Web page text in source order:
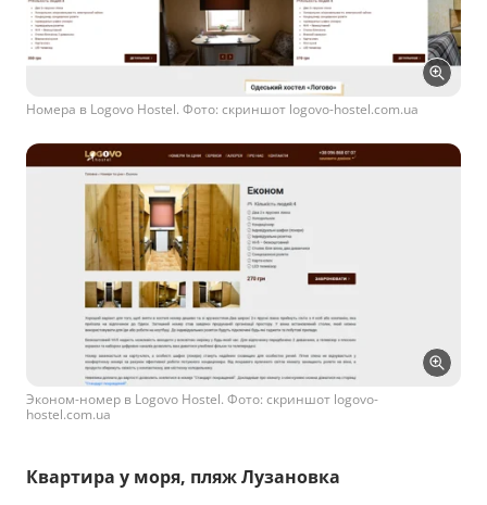
Номера в Logovo Hostel. Фото: скриншот logovo-hostel.com.ua
Эконом-номер в Logovo Hostel. Фото: скриншот logovo-
hostel.com.ua
Квартира у моря, пляж Лузановка